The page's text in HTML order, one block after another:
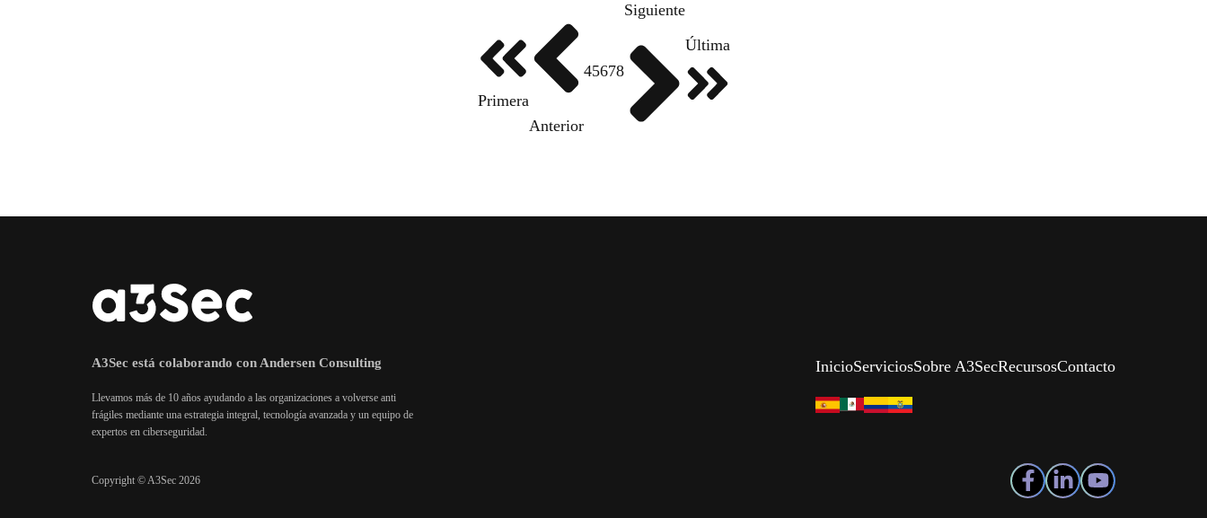
Primera
Anterior
45678
Siguiente
Última
A3Sec está colaborando con Andersen Consulting
Llevamos más de 10 años ayudando a las organizaciones a volverse anti
frágiles mediante una estrategia integral, tecnología avanzada y un equipo de
expertos en ciberseguridad.
InicioServiciosSobre A3SecRecursosContacto
Copyright © A3Sec 2026